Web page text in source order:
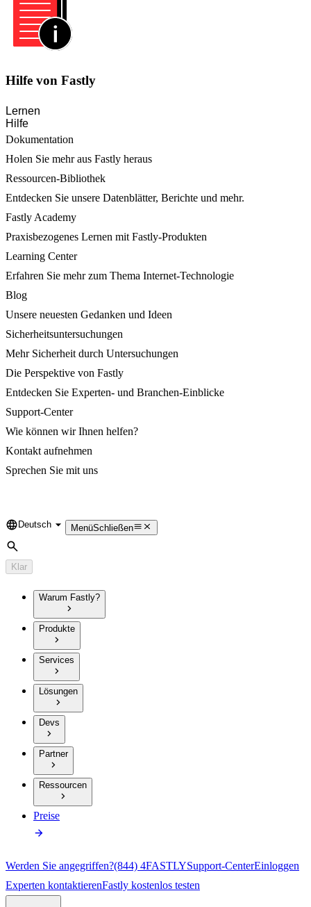
Hilfe von Fastly
Lernen
Hilfe
Dokumentation
Holen Sie mehr aus Fastly heraus
Ressourcen-Bibliothek
Entdecken Sie unsere Datenblätter, Berichte und mehr.
Fastly Academy
Praxisbezogenes Lernen mit Fastly-Produkten
Learning Center
Erfahren Sie mehr zum Thema Internet-Technologie
Blog
Unsere neuesten Gedanken und Ideen
Sicherheitsuntersuchungen
Mehr Sicherheit durch Untersuchungen
Die Perspektive von Fastly
Entdecken Sie Experten- und Branchen-Einblicke
Support-Center
Wie können wir Ihnen helfen?
Kontakt aufnehmen
Sprechen Sie mit uns
Language
Deutsch MenüSchließen
Suche
Klar
Warum Fastly?
Produkte
Services
Lösungen
Devs
Partner
Ressourcen
Preise
Werden Sie angegriffen?(844) 4FASTLYSupport-CenterEinloggen
Experten kontaktierenFastly kostenlos testen